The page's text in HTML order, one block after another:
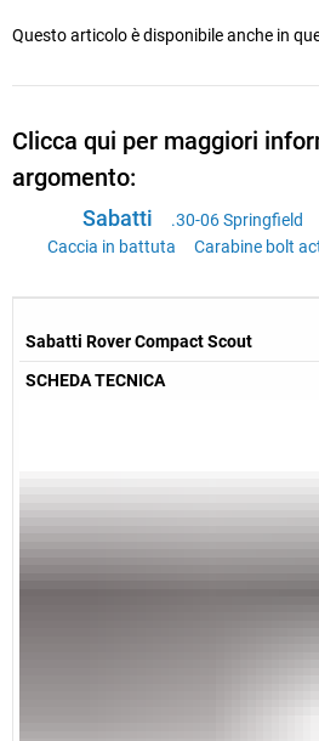
Questo articolo è disponibile anche in
Clicca qui per maggiori
argomento:
Sabatti .30-06 Springfield
Caccia in battuta
Carabine bolt
Sabatti Rover Compact Scout
SCHEDA TECNICA